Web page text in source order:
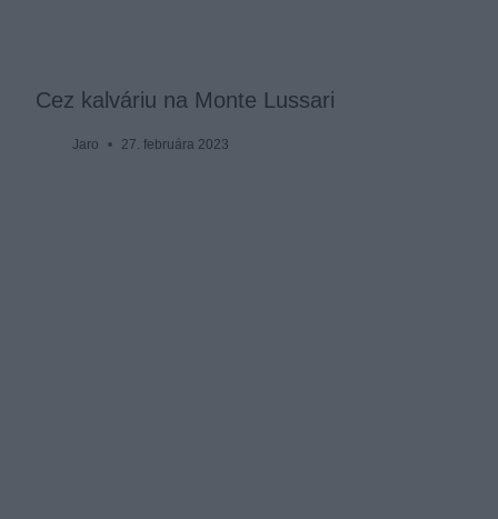
Cez kalváriu na Monte Lussari
Jaro 27. februára 2023